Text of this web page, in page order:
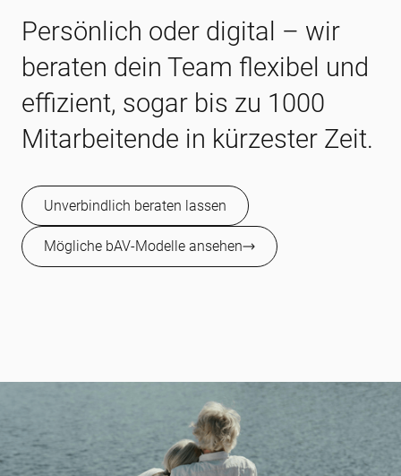
Persönlich oder digital – wir
beraten dein Team flexibel und
effizient, sogar bis zu 1000
Mitarbeitende in kürzester Zeit.
Unverbindlich beraten lassen
Mögliche bAV-Modelle ansehen